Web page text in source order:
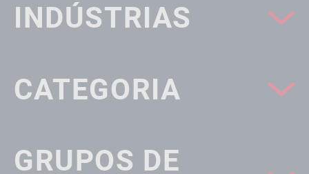
INDÚSTRIAS
CATEGORIA
GRUPOS DE